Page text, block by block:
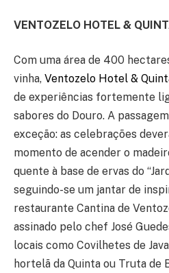
VENTOZELO HOTEL &
Com uma área de 400
vinha, Ventozelo Hotel &
de experiências fortemente
sabores do Douro. A
exceção: as celebrações
momento de acender o
quente à base de ervas do
seguindo-se um jantar de
restaurante Cantina de
assinado pelo chef José
locais como Covilhetes de
hortelã da Quinta ou Truta de